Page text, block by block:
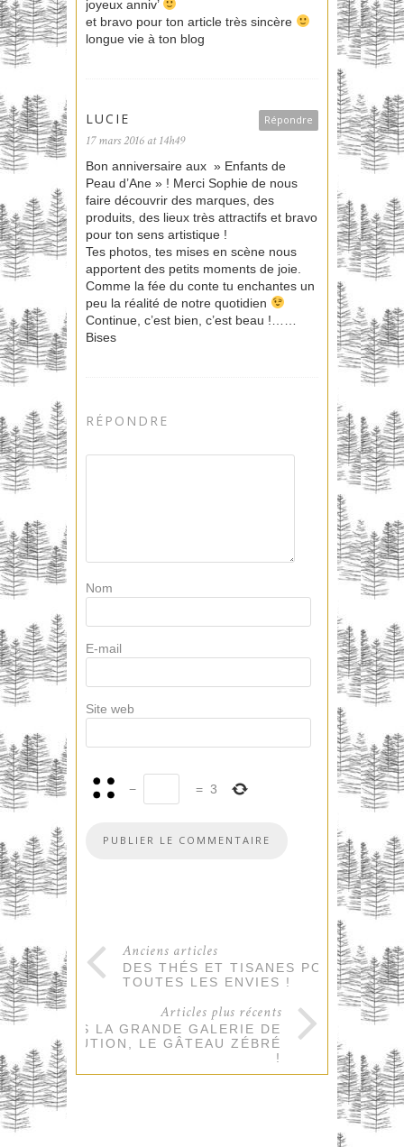
joyeux anniv’
et bravo pour ton article très sincère
longue vie à ton blog
Répondre
LUCIE
17 mars 2016 at 14h49
Bon anniversaire aux » Enfants de
Peau d’Ane » ! Merci Sophie de nous
faire découvrir des marques, des
produits, des lieux très attractifs et bravo
pour ton sens artistique !
Tes photos, tes mises en scène nous
apportent des petits moments de joie.
Comme la fée du conte tu enchantes un
peu la réalité de notre quotidien
Continue, c’est bien, c’est beau !……
Bises
RÉPONDRE
Nom
E-mail
Site web
− = 3
Anciens articles
DES THÉS ET TISANES POUR
TOUTES LES ENVIES !
Articles plus récents
APRÈS LA GRANDE GALERIE DE
L’ÉVOLUTION, LE GÂTEAU ZÉBRÉ
!